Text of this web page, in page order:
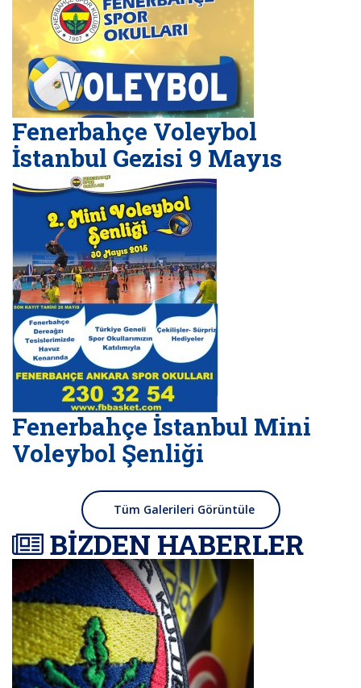
Fenerbahçe Voleybol
İstanbul Gezisi 9 Mayıs
Fenerbahçe İstanbul Mini
Voleybol Şenliği
Tüm Galerileri Görüntüle
BİZDEN HABERLER